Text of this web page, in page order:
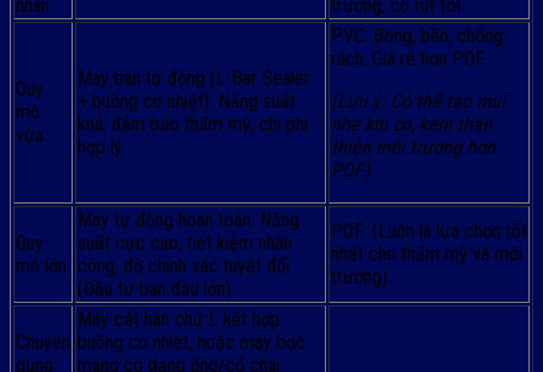
nhân
trường, co rút tốt.
Quy
mô
vừa
Máy bán tự động (L-Bar Sealer
+ buồng co nhiệt): Năng suất
khá, đảm bảo thẩm mỹ, chi phí
hợp lý.
PVC: Bóng, bền, chống
rách. Giá rẻ hơn POF.
(Lưu ý: Có thể tạo mùi
nhẹ khi co, kém thân
thiện môi trường hơn
POF)
Quy
mô lớn
Máy tự động hoàn toàn: Năng
suất cực cao, tiết kiệm nhân
công, độ chính xác tuyệt đối.
(Đầu tư ban đầu lớn)
POF: (Luôn là lựa chọn tốt
nhất cho thẩm mỹ và môi
trường).
Chuyên
dụng
Máy cắt hàn chữ L kết hợp
buồng co nhiệt, hoặc máy bọc
màng co dạng ống/cổ chai